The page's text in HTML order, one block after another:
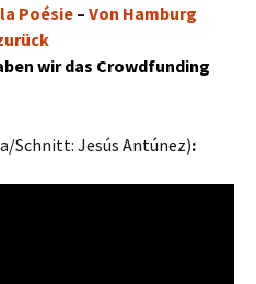
Poésie – Von Hamburg
wir das Crowdfunding
Schnitt: Jesús Antúnez):